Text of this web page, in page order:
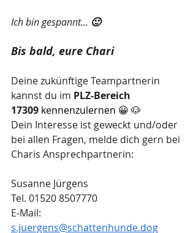
Ich bin gespannt... 🙂
Bis bald, eure Chari
Deine zukünftige Teampartnerin
kannst du im PLZ-Bereich
17309 kennenzulernen 😀 🐶
Dein Interesse ist geweckt und/oder
bei allen Fragen, melde dich gern bei
Charis Ansprechpartnerin:
Susanne Jürgens
Tel. 01520 8507770
E-Mail:
s.juergens@schattenhunde.dog